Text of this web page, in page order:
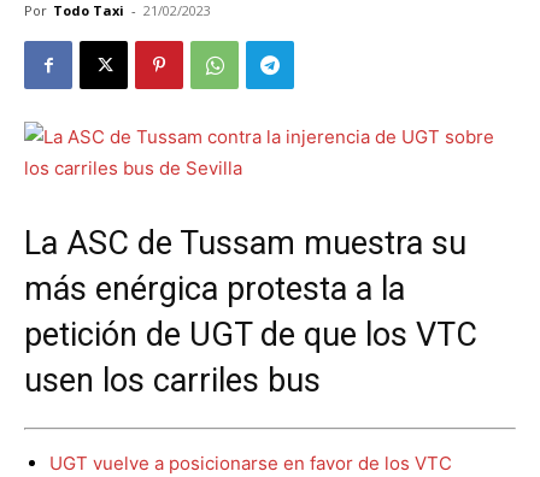
Por Todo Taxi - 21/02/2023
La ASC de Tussam muestra su
más enérgica protesta a la
petición de UGT de que los VTC
usen los carriles bus
UGT vuelve a posicionarse en favor de los VTC